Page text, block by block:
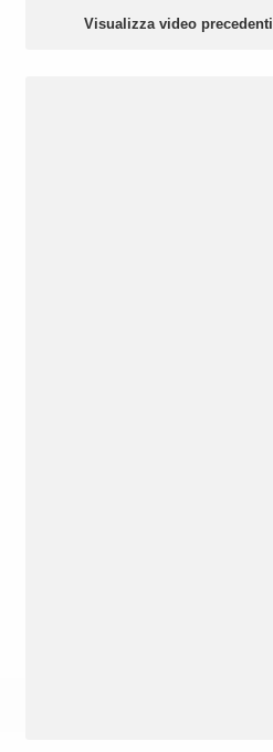
Visualizza video precedenti